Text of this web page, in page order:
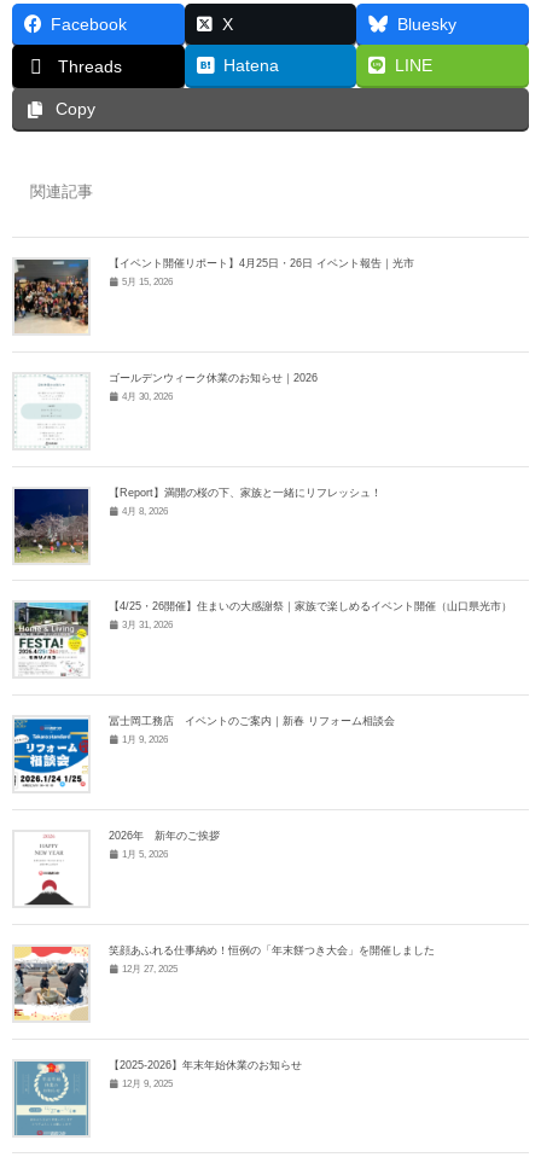
Facebook X Bluesky
Threads Hatena LINE
Copy
関連記事
【イベント開催リポート】4月25日・26日 イベント報告｜光市
5月 15, 2026
ゴールデンウィーク休業のお知らせ｜2026
4月 30, 2026
【Report】満開の桜の下、家族と一緒にリフレッシュ！
4月 8, 2026
【4/25・26開催】住まいの大感謝祭｜家族で楽しめるイベント開催（山口県光市）
3月 31, 2026
冨士岡工務店 イベントのご案内｜新春 リフォーム相談会
1月 9, 2026
2026年 新年のご挨拶
1月 5, 2026
笑顔あふれる仕事納め！恒例の「年末餅つき大会」を開催しました
12月 27, 2025
【2025-2026】年末年始休業のお知らせ
12月 9, 2025